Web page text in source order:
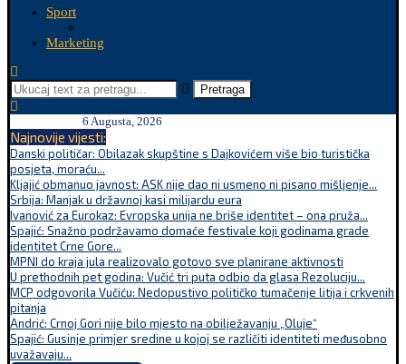
Sport
Marketing
Pretraga
6 Augusta, 2026
Najnovije vijesti:
Danski političar: Obilazak skupštine s Dajkovićem više bio turistička
posjeta, moraću...
Kljajić obmanuo javnost: ASK nije dao ni usmeno ni pisano mišljenje...
Srbija: Manjak u državnoj kasi milijardu eura
Ivanović za Eurokaz: Evropska unija ne briše identitet – ona pruža...
Spajić: Snažno podržavamo domaće festivale koji godinama grade
identitet Crne Gore...
MPNI do kraja jula realizovalo gotovo sve planirane aktivnosti
U prethodnih pet godina: Vučić tri puta odbio da glasa Rezoluciju...
MCP odgovorila Vučiću: Nedopustivo političko tumačenje litija i crkvenih
pitanja
Andrić: Crnoj Gori nije bilo mjesto na obilježavanju „Oluje“
Spajić: Gusinje primjer sredine u kojoj se različiti identiteti međusobno
uvažavaju...